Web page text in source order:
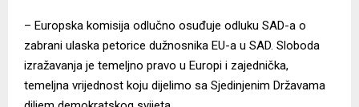
– Europska komisija odlučno osuđuje odluku SAD-a o
zabrani ulaska petorice dužnosnika EU-a u SAD. Sloboda
izražavanja je temeljno pravo u Europi i zajednička,
temeljna vrijednost koju dijelimo sa Sjedinjenim Državama